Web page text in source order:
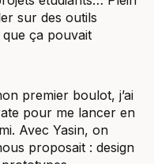
sur des outils
ça pouvait
premier boulot, j’ai
pour me lancer en
Avec Yasin, on
proposait : design